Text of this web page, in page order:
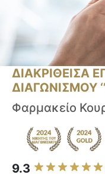
ΔΙΑΚΡΙΘΕΙΣΑ
ΔΙΑΓΩΝΙΣΜΟΥ ‘’
Φαρμακείο
9.3